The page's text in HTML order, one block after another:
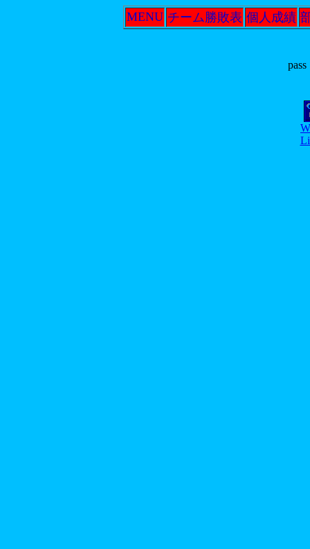
MENU チーム勝敗表 個人成績
pass